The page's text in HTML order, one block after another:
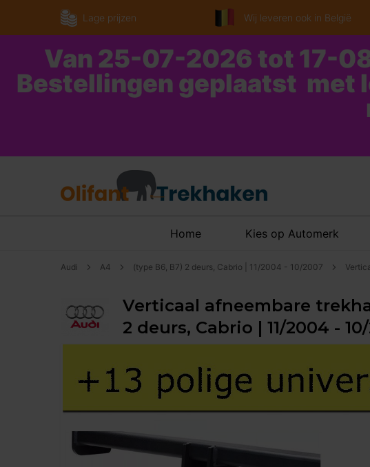
Lage prijzen Wij leveren ook in België
Van 25-07-2026 tot 17-
Bestellingen geplaatst met
Home Kies op Automerk
Audi A4 (type B6, B7) 2 deurs, Cabrio | 11/2004 - 10/2007
Verticaal afneembare
2 deurs, Cabrio | 11/2004 -